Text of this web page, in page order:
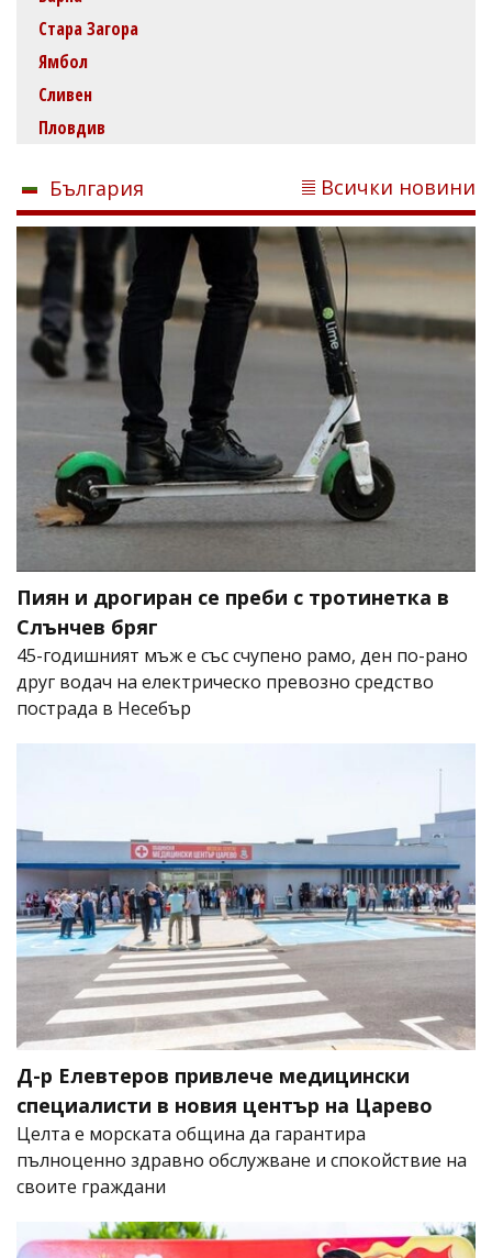
Стара Загора
Ямбол
Сливен
Пловдив
България Всички новини
Пиян и дрогиран се преби с тротинетка в
Слънчев бряг
45-годишният мъж е със счупено рамо, ден по-рано
друг водач на електрическо превозно средство
пострада в Несебър
Д-р Елевтеров привлече медицински
специалисти в новия център на Царево
Целта е морската община да гарантира
пълноценно здравно обслужване и спокойствие на
своите граждани